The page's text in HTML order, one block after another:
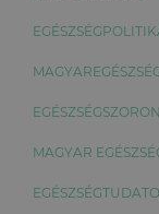
MAGYAR